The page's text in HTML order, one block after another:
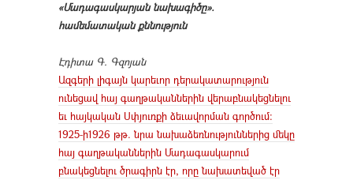
«Մադագասկարյան նախագիծը».
համեմատական քննություն
Էդիտա Գ. Գզոյան
Ազգերի լիգայն կարեւոր դերակատարություն
ունեցավ հայ գաղթականներին վերաբնակեցնելու
եւ հայկական Սփյուռքի ձեւավորման գործում:
1925-ի1926 թթ. նրա նախաձեռնություններից մեկը
հայ գաղթականներին Մադագասկարում
բնակեցնելու ծրագիրն էր, որը նախատեված էր